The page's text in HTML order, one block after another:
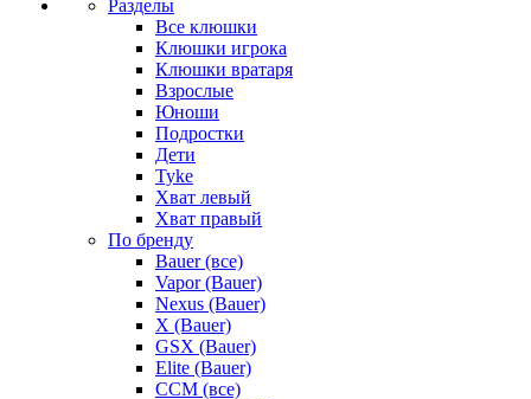
Разделы
Все клюшки
Клюшки игрока
Клюшки вратаря
Взрослые
Юноши
Подростки
Дети
Tyke
Хват левый
Хват правый
По бренду
Bauer (все)
Vapor (Bauer)
Nexus (Bauer)
X (Bauer)
GSX (Bauer)
Elite (Bauer)
CCM (все)